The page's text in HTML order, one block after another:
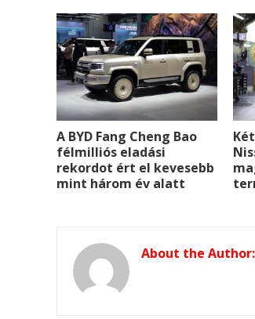
k
s
t
A BYD Fang Cheng Bao
félmilliós eladási
rekordot ért el kevesebb
mint három év alatt
About the Author: